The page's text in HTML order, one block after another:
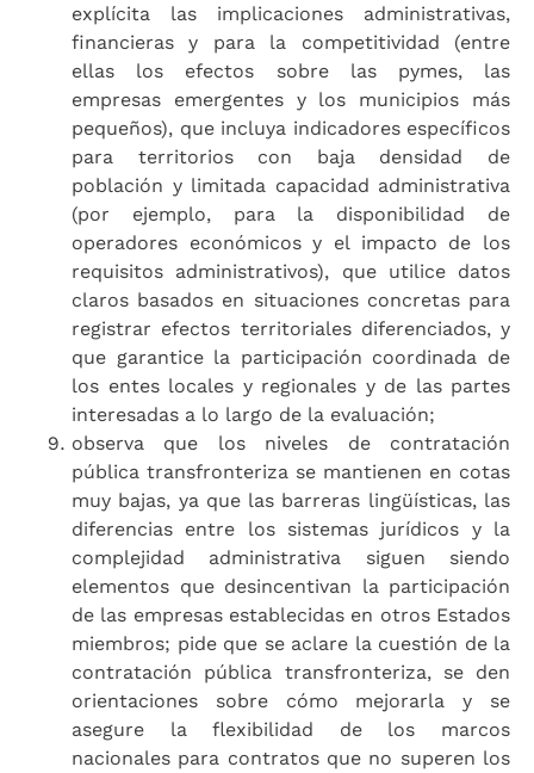
explícita las implicaciones administrativas,
financieras y para la competitividad (entre
ellas los efectos sobre las pymes, las
empresas emergentes y los municipios más
pequeños), que incluya indicadores específicos
para territorios con baja densidad de
población y limitada capacidad administrativa
(por ejemplo, para la disponibilidad de
operadores económicos y el impacto de los
requisitos administrativos), que utilice datos
claros basados en situaciones concretas para
registrar efectos territoriales diferenciados, y
que garantice la participación coordinada de
los entes locales y regionales y de las partes
interesadas a lo largo de la evaluación;
observa que los niveles de contratación
pública transfronteriza se mantienen en cotas
muy bajas, ya que las barreras lingüísticas, las
diferencias entre los sistemas jurídicos y la
complejidad administrativa siguen siendo
elementos que desincentivan la participación
de las empresas establecidas en otros Estados
miembros; pide que se aclare la cuestión de la
contratación pública transfronteriza, se den
orientaciones sobre cómo mejorarla y se
asegure la flexibilidad de los marcos
nacionales para contratos que no superen los